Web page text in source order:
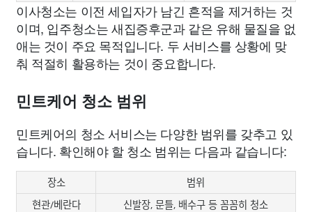
이사청소는 이전 세입자가 남긴 흔적을 제거하는 것
이며, 입주청소는 새집증후군과 같은 유해 물질을 없
애는 것이 주요 목적입니다. 두 서비스를 상황에 맞
춰 적절히 활용하는 것이 중요합니다.
민트케어 청소 범위
민트케어의 청소 서비스는 다양한 범위를 갖추고 있
습니다. 확인해야 할 청소 범위는 다음과 같습니다:
장소
범위
현관/베란다
신발장, 문틀, 배수구 등 꼼꼼히 청소